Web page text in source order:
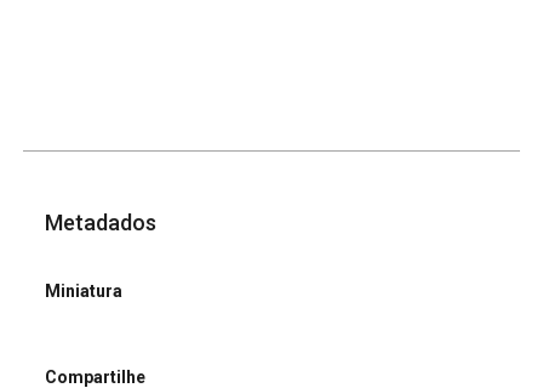
Metadados
Miniatura
Compartilhe